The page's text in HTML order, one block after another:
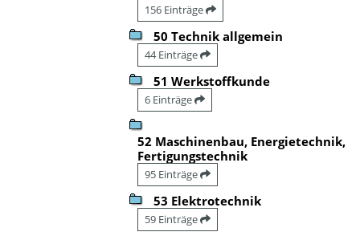
156 Einträge
50 Technik allgemein
44 Einträge
51 Werkstoffkunde
6 Einträge
52 Maschinenbau, Energietechnik,
Fertigungstechnik
95 Einträge
53 Elektrotechnik
59 Einträge